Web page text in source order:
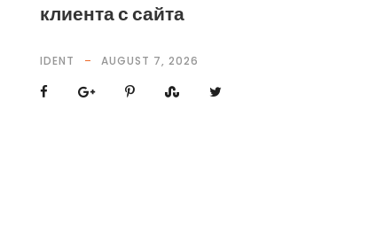
клиента с сайта
IDENT AUGUST 7, 2026